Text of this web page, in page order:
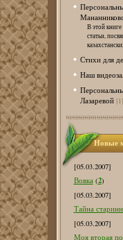
В этой
статьи,
Стихи для
Наш
Лазаревой [1]
Новые
[05.03.2007]
Вовка (2)
[05.03.2007]
Тайна
[05.03.2007]
Моя вторая